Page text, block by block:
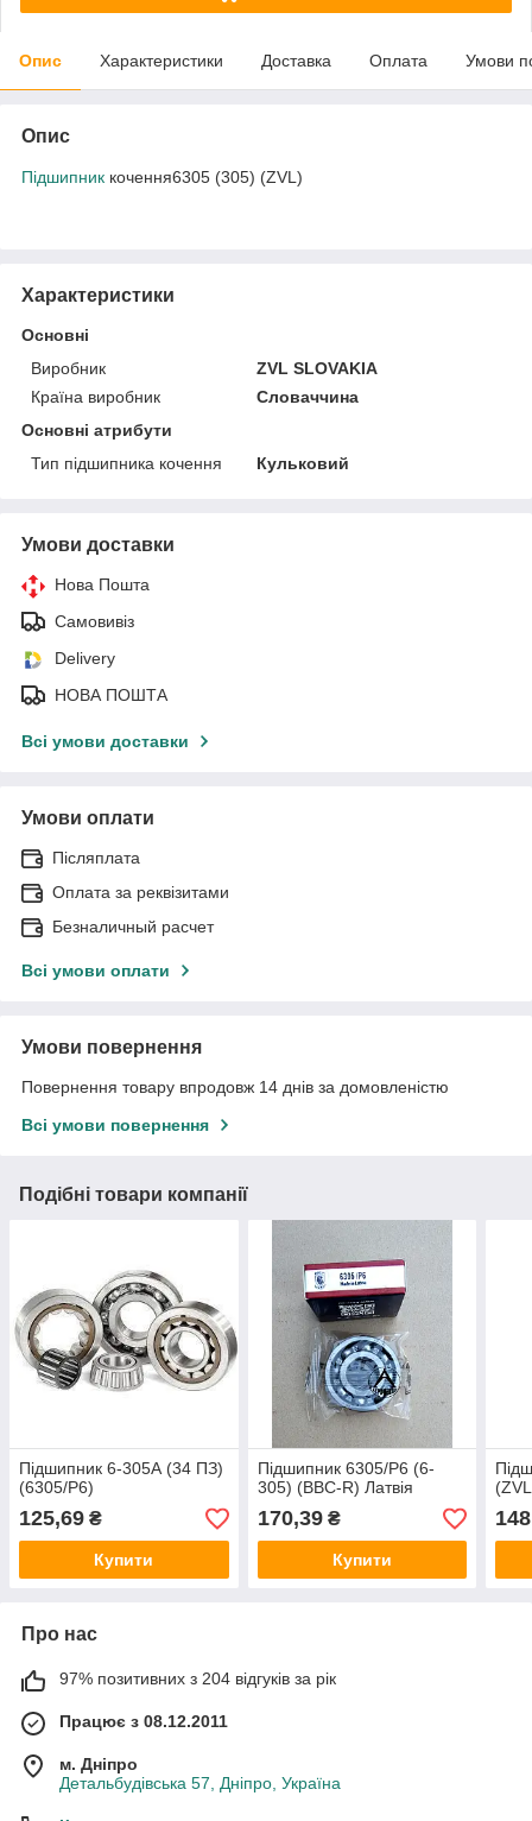
Опис Характеристики Доставка Оплата Умови
Опис
Підшипник кочення6305 (305) (ZVL)
Характеристики
Основні
Виробник
ZVL SLOVAKIA
Країна виробник
Словаччина
Основні атрибути
Тип підшипника кочення
Кульковий
Умови доставки
Нова Пошта
Самовивіз
Delivery
НОВА ПОШТА
Всі умови доставки
Умови оплати
Післяплата
Оплата за реквізитами
Безналичный расчет
Всі умови оплати
Умови повернення
Повернення товару впродовж 14 днів за домовленістю
Всі умови повернення
Подібні товари компанії
Підшипник 6-305А (34 ПЗ)
(6305/Р6)
125,69 ₴
Купити
Підшипник 6305/Р6 (6-
305) (BBC-R) Латвія
170,39₴
Купити
148
Про нас
97% позитивних з 204 відгуків за рік
Працює з 08.12.2011
м. Дніпро
Детальбудівська 57, Дніпро, Україна